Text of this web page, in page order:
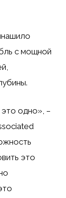
с мощной
одно», –
это